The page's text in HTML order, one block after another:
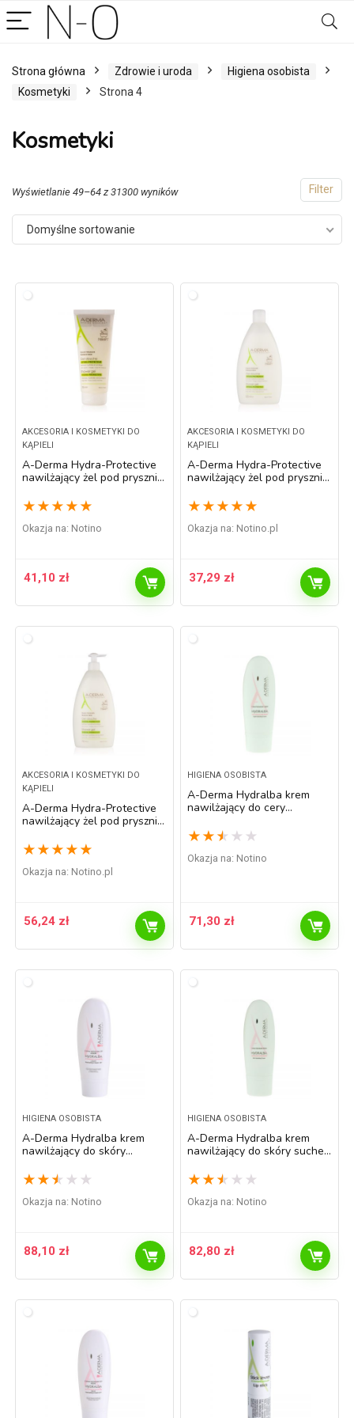
Strona główna Zdrowie i uroda
Higiena osobista
Kosmetyki
Strona 4
Kosmetyki
Filter
Wyświetlanie 49–64 z 31300 wyników
Domyślne sortowanie
AKCESORIA I KOSMETYKI DO
KĄPIELI
A-Derma Hydra-Protective
nawilżający żel pod prysznic
★ ★ ★ ★ ★
Okazja na: Notino
41,10 zł
AKCESORIA I KOSMETYKI DO
KĄPIELI
A-Derma Hydra-Protective
nawilżający żel pod prysznic
★ ★ ★ ★ ★
Okazja na: notino.pl
37,29 zł
AKCESORIA I KOSMETYKI DO
KĄPIELI
A-Derma Hydra-Protective
nawilżający żel pod prysznic
★ ★ ★ ★ ★
Okazja na: notino.pl
56,24 zł
HIGIENA OSOBISTA
A-Derma Hydralba krem
nawilżający do cery
★ ★ ★ ★ ★
Okazja na: Notino
71,30 zł
HIGIENA OSOBISTA
A-Derma Hydralba krem
nawilżający do skóry
UVA 9 40 ml
★ ★ ★ ★ ★
Okazja na: Notino
88,10 zł
HIGIENA OSOBISTA
A-Derma Hydralba krem
nawilżający do skóry suchej
★ ★ ★ ★ ★
Okazja na: Notino
82,80 zł